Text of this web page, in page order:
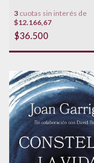
3 cuotas sin interés de
$12.166,67
$36.500